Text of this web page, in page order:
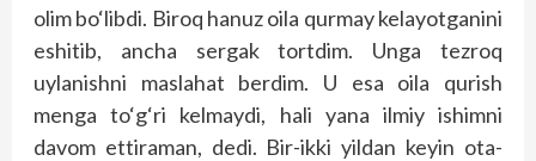
olim bo‘libdi. Biroq hanuz oila qurmay kelayotganini
eshitib, ancha sergak tortdim. Unga tezroq
uylanishni maslahat berdim. U esa oila qurish
menga to‘g‘ri kelmaydi, hali yana ilmiy ishimni
davom ettiraman, dedi. Bir-ikki yildan keyin ota-